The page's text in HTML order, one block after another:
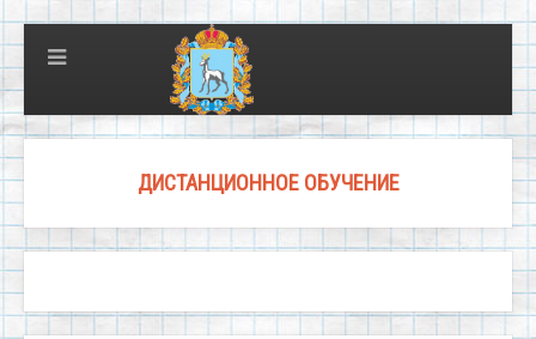
ДИСТАНЦИОННОЕ ОБУЧЕНИЕ